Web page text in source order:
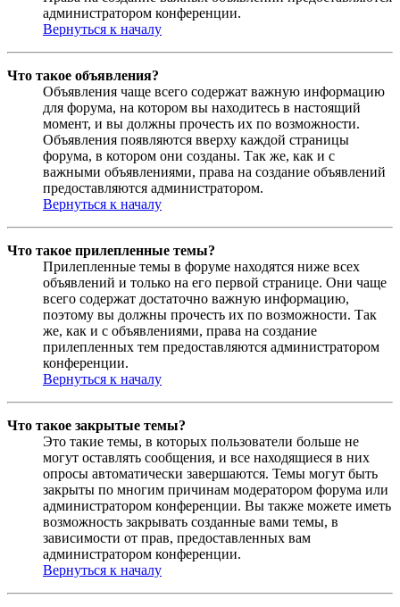
администратором конференции.
Вернуться к началу
Что такое объявления?
Объявления чаще всего содержат важную информацию
для форума, на котором вы находитесь в настоящий
момент, и вы должны прочесть их по возможности.
Объявления появляются вверху каждой страницы
форума, в котором они созданы. Так же, как и с
важными объявлениями, права на создание объявлений
предоставляются администратором.
Вернуться к началу
Что такое прилепленные темы?
Прилепленные темы в форуме находятся ниже всех
объявлений и только на его первой странице. Они чаще
всего содержат достаточно важную информацию,
поэтому вы должны прочесть их по возможности. Так
же, как и с объявлениями, права на создание
прилепленных тем предоставляются администратором
конференции.
Вернуться к началу
Что такое закрытые темы?
Это такие темы, в которых пользователи больше не
могут оставлять сообщения, и все находящиеся в них
опросы автоматически завершаются. Темы могут быть
закрыты по многим причинам модератором форума или
администратором конференции. Вы также можете иметь
возможность закрывать созданные вами темы, в
зависимости от прав, предоставленных вам
администратором конференции.
Вернуться к началу